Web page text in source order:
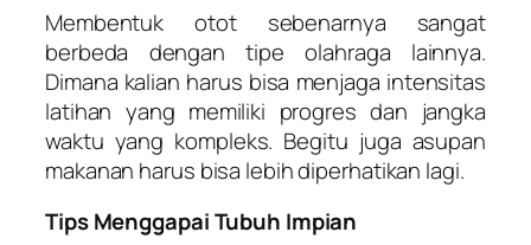
Membentuk otot sebenarnya sangat
berbeda dengan tipe olahraga lainnya.
Dimana kalian harus bisa menjaga intensitas
latihan yang memiliki progres dan jangka
waktu yang kompleks. Begitu juga asupan
makanan harus bisa lebih diperhatikan lagi.
Tips Menggapai Tubuh Impian